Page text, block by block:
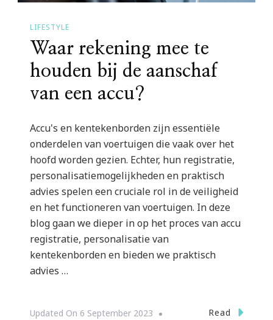
LIFESTYLE
Waar rekening mee te
houden bij de aanschaf
van een accu?
Accu's en kentekenborden zijn essentiële
onderdelen van voertuigen die vaak over het
hoofd worden gezien. Echter, hun registratie,
personalisatiemogelijkheden en praktisch
advies spelen een cruciale rol in de veiligheid
en het functioneren van voertuigen. In deze
blog gaan we dieper in op het proces van accu
registratie, personalisatie van
kentekenborden en bieden we praktisch
advies …
Updated On 6 September 2023 Read